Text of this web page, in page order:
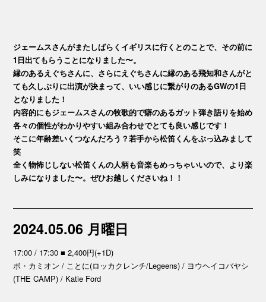
ジェームスさんがまたしばらくイギリスに行くとのことで、その前に
1日出てもらうことになりました〜。
縁のあるえぐちさんに、さらにえぐちさんに縁のある飛知和さんがと
ても久しぶりに出演が決まって、いい感じに繋がりのあるGWの1日
となりました！
内容的にもジェームスさんの牧歌的で癖のあるガット弾き語りを始め
各々の個性がわかりやすい組み合わせでとても良い感じです！
そこに年齢差いくつなんだろう？若手から松笛くんをぶっ込みまして
笑
全く物怖じしない松笛くんの人柄も音楽もめっちゃいいので、より楽
しみになりました〜。ぜひお越しくださいね！！
2024.05.06 月曜日
17:00 / 17:30 ■ 2,400円(+1D)
ボ・カミオン / ことに(ロッカクレンチ/Legeens) / ヨウヘイコバヤシ
(THE CAMP) / Katie Ford